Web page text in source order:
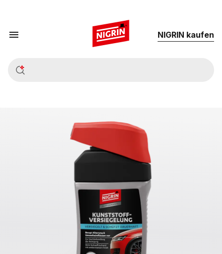
NIG­RIN kau­fen